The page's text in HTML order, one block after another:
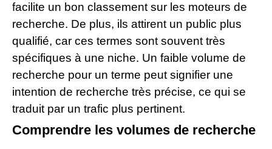
facilite un bon classement sur les moteurs de
recherche. De plus, ils attirent un public plus
qualifié, car ces termes sont souvent très
spécifiques à une niche. Un faible volume de
recherche pour un terme peut signifier une
intention de recherche très précise, ce qui se
traduit par un trafic plus pertinent.
Comprendre les volumes de recherche